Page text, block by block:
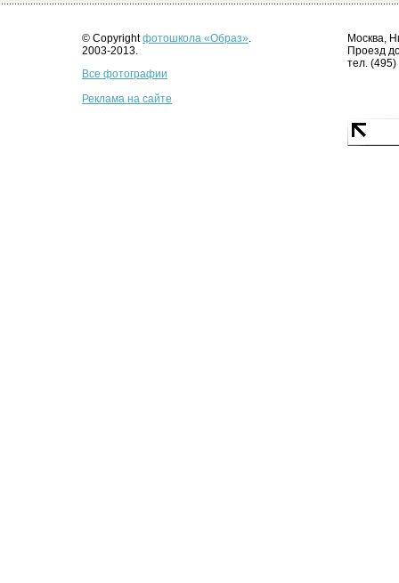
© Copyrightфотошкола «Образ».
2003-2013.
Все фотографии
Реклама на сайте
Москва,
Проезд
тел.